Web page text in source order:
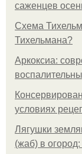
саженцев
Схема
Тихельмана?
Аркоксиа:
условиях
Лягушки
(жаб) в